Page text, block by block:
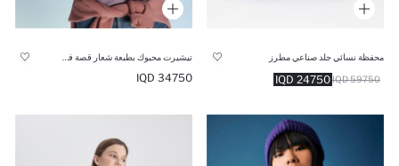
محفظة نسائي جلد صناعي مطرز
24750 IQD 59750 IQD
34750 IQD